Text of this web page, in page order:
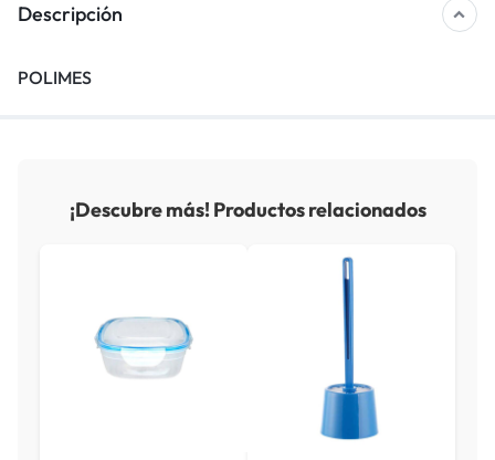
Descripción
POLIMES
¡Descubre más! Productos relacionados